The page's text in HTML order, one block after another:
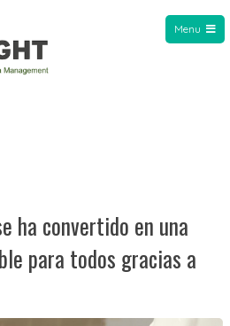
Menu
ha convertido en una
para todos gracias a